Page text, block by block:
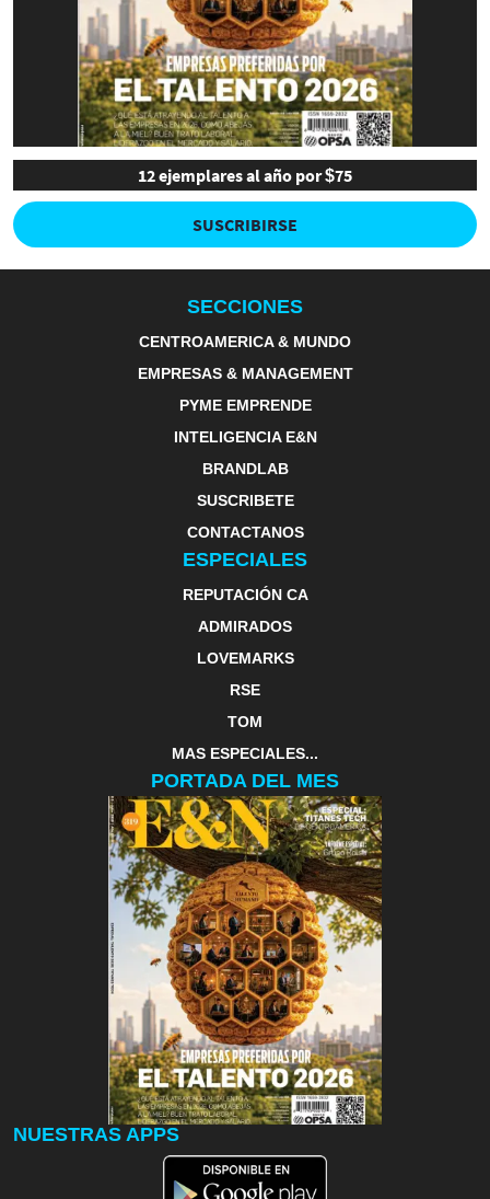
12 ejemplares al año por $75
SUSCRIBIRSE
SECCIONES
CENTROAMERICA & MUNDO
EMPRESAS & MANAGEMENT
PYME EMPRENDE
INTELIGENCIA E&N
BRANDLAB
SUSCRIBETE
CONTACTANOS
ESPECIALES
REPUTACIÓN CA
ADMIRADOS
LOVEMARKS
RSE
TOM
MAS ESPECIALES...
PORTADA DEL MES
NUESTRAS APPS